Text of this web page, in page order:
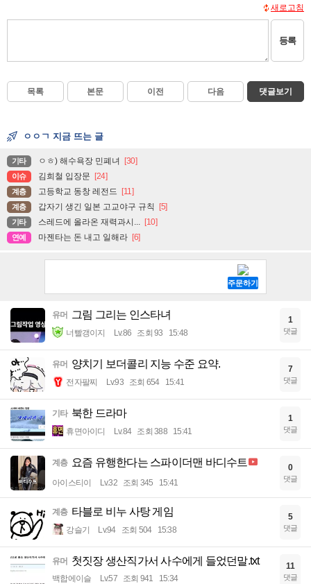
새로고침
등록
목록 본문 이전 다음 댓글보기
ㅇㅇㄱ 지금 뜨는 글
기타 ㅇㅎ) 해수욕장 민폐녀 [30]
이슈 김희철 입장문 [24]
계층 고등학교 동창 레전드 [11]
계층 갑자기 생긴 일본 고교야구 규칙 [5]
기타 스레드에 올라온 재력과시... [10]
연예 마젠타는 돈 내고 일해라 [6]
유머 그림 그리는 인스타녀
너빨갱이지 Lv.86 조회 93 15:48
1
댓글
유머 양치기 보더콜리 지능 수준 요약.
전자팔찌 Lv.93 조회 654 15:41
7
댓글
기타 북한 드라마
휴면아이디 Lv.84 조회 388 15:41
1
댓글
계층 요즘 유행한다는 스파이더맨 바디수트
아이스티이 Lv.32 조회 345 15:41
0
댓글
계층 타블로 비누 사탕 게임
강슬기 Lv.94 조회 504 15:38
5
댓글
유머 첫짓장 생산직가서 사수에게 들었던말.txt
백합에이슬 Lv.57 조회 941 15:34
11
댓글